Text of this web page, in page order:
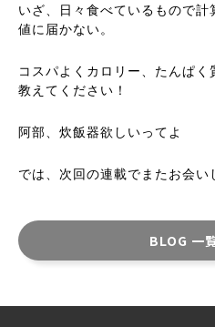
いざ、日々食べているもので
値に届かない。
コスパよくカロリー、たんぱ
教えてください！
阿部、炊飯器欲しいってよ
では、次回の連載でまたお会い
BLOG 一